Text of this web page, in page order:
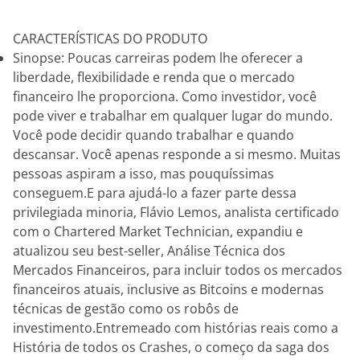
CARACTERÍSTICAS DO PRODUTO
Sinopse: Poucas carreiras podem lhe oferecer a
liberdade, flexibilidade e renda que o mercado
financeiro lhe proporciona. Como investidor, você
pode viver e trabalhar em qualquer lugar do mundo.
Você pode decidir quando trabalhar e quando
descansar. Você apenas responde a si mesmo. Muitas
pessoas aspiram a isso, mas pouquíssimas
conseguem.E para ajudá-lo a fazer parte dessa
privilegiada minoria, Flávio Lemos, analista certificado
com o Chartered Market Technician, expandiu e
atualizou seu best-seller, Análise Técnica dos
Mercados Financeiros, para incluir todos os mercados
financeiros atuais, inclusive as Bitcoins e modernas
técnicas de gestão como os robôs de
investimento.Entremeado com histórias reais como a
História de todos os Crashes, o começo da saga dos